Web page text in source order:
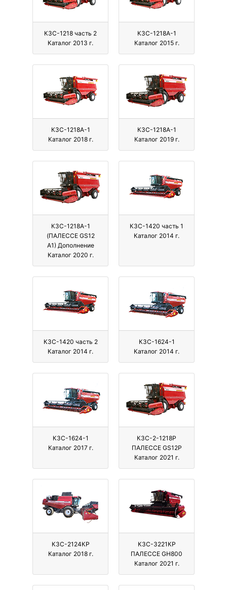
КЗС-1218 часть 2
Каталог 2013 г.
КЗС-1218А-1
Каталог 2015 г.
КЗС-1218А-1
Каталог 2018 г.
КЗС-1218А-1
Каталог 2019 г.
КЗС-1218А-1
(ПАЛЕССЕ GS12
А1) Дополнение
Каталог 2020 г.
КЗС-1420 часть 1
Каталог 2014 г.
КЗС-1420 часть 2
Каталог 2014 г.
КЗС-1624-1
Каталог 2014 г.
КЗС-1624-1
Каталог 2017 г.
КЗС-2-1218Р
ПАЛЕССЕ GS12Р
Каталог 2021 г.
КЗС-2124КР
Каталог 2018 г.
КЗС-3221КР
ПАЛЕССЕ GH800
Каталог 2021 г.